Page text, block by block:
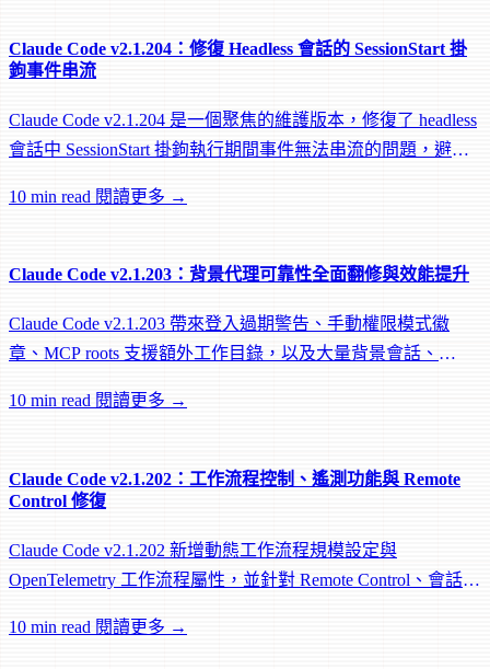
Claude Code v2.1.204：修復 Headless 會話的 SessionStart 掛
鉤事件串流
Claude Code v2.1.204 是一個聚焦的維護版本，修復了 headless
會話中 SessionStart 掛鉤執行期間事件無法串流的問題，避免
10 min read 閱讀更多 →
Claude Code v2.1.203：背景代理可靠性全面翻修與效能提升
Claude Code v2.1.203 帶來登入過期警告、手動權限模式徽
章、MCP roots 支援額外工作目錄，以及大量背景會話、
10 min read 閱讀更多 →
Claude Code v2.1.202：工作流程控制、遙測功能與 Remote
Control 修復
Claude Code v2.1.202 新增動態工作流程規模設定與
OpenTelemetry 工作流程屬性，並針對 Remote Control、會話管
10 min read 閱讀更多 →